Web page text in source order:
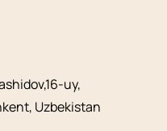
uy,
Uzbekistan